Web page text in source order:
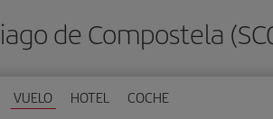
de Compostela
VUELO HOTEL COCHE